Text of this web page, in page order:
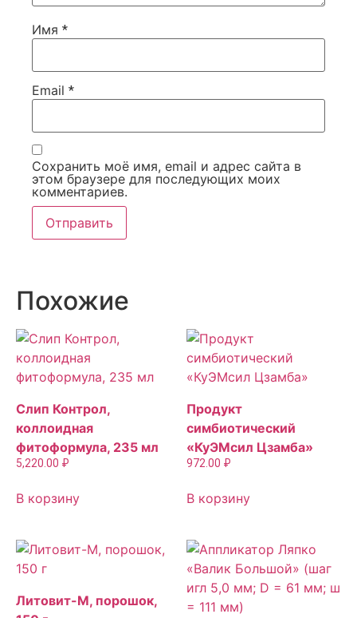
Имя *
Email *
Сохранить моё имя, email и адрес сайта в
этом браузере для последующих моих
комментариев.
Похожие
Слип Контрол,
коллоидная
фитоформула, 235 мл
5,220.00 ₽
В корзину
Продукт
симбиотический
«КуЭМсил Цзамба»
972.00 ₽
В корзину
Литовит-М, порошок,